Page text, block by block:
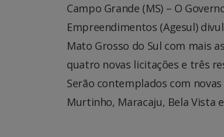
Campo Grande (MS) – O
Empreendimentos (Agesul)
Mato Grosso do Sul com mais
quatro novas licitações e três
Serão contemplados com
Murtinho, Maracaju, Bela Vista